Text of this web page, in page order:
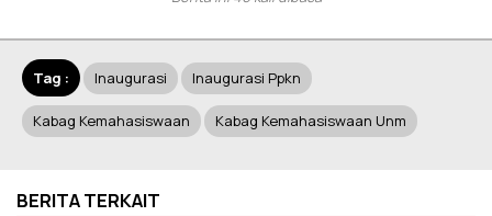
Tag : Inaugurasi Inaugurasi Ppkn
Kabag Kemahasiswaan Kabag Kemahasiswaan Unm
BERITA TERKAIT